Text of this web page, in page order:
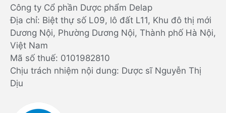
Công ty Cổ phần Dược phẩm Delap
Địa chỉ: Biệt thự số L09, lô đất L11, Khu đô thị mới
Dương Nội, Phường Dương Nội, Thành phố Hà Nội,
Việt Nam
Mã số thuế: 0101982810
Chịu trách nhiệm nội dung: Dược sĩ Nguyễn Thị
Dịu